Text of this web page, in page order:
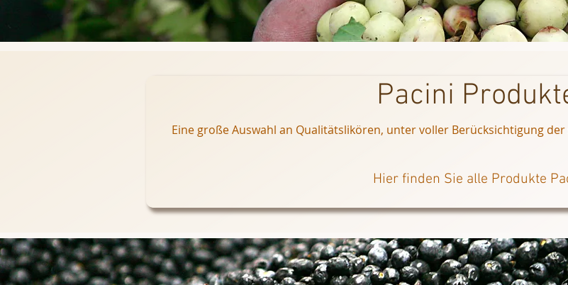
Pacini
Eine große Auswahl an Qualitätslikören, unter voller Berücksichtigung
Hier finden Sie alle Produkte